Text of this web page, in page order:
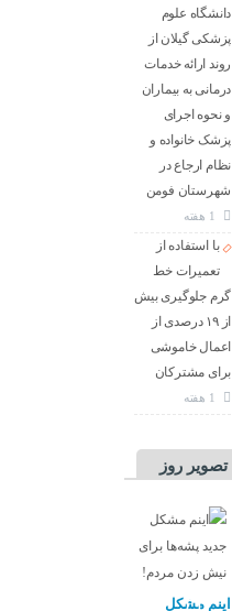
دانشگاه علوم
پزشکی گیلان از
روند ارائه خدمات
درمانی به بیماران
و نحوه اجرای
پزشک خانواده و
نظام ارجاع در
شهرستان فومن
با استفاده از
تعمیرات خط
گرم جلوگیری بیش
از ۱۹ درصدی از
اعمال خاموشی
برای مشتركان
تصویر روز
اینم مشکل